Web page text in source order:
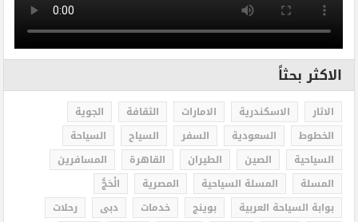
الاكثر بحثاً
الاثار الاسكندرية الامارات الثقافة
الجوية
الخطوط
السعودية السفر السياح
السياحة
السياحية
الصين الطيران القاهرة
المسافرين
المسلة
المسلة السياحية المصرية
الْحَجُّ
بوابة السياحة العربية
بوينج خدمات دبى
رحلات